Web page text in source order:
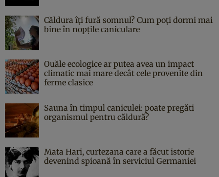
Căldura îți fură somnul? Cum poți dormi mai
bine în nopțile caniculare
Ouăle ecologice ar putea avea un impact
climatic mai mare decât cele provenite din
ferme clasice
Sauna în timpul caniculei: poate pregăti
organismul pentru căldură?
Mata Hari, curtezana care a făcut istorie
devenind spioană în serviciul Germaniei